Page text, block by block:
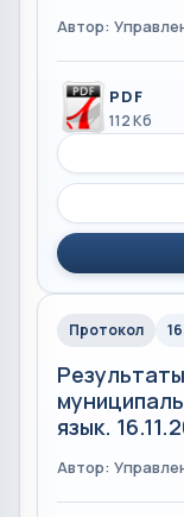
Автор:
PDF
112 Кб
Протокол
язык.
Автор: